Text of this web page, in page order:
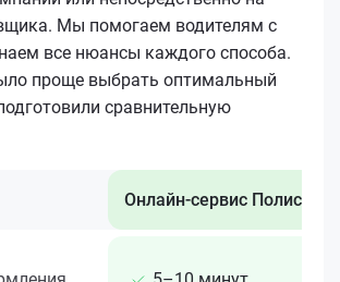
Мы помогаем водителям с
все нюансы каждого способа.
проще выбрать оптимальный
сравнительную
Онлайн-сервис Полис 812